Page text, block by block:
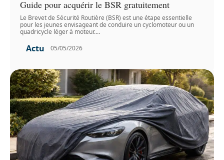
Guide pour acquérir le BSR gratuitement
Le Brevet de Sécurité Routière (BSR) est une étape essentielle
pour les jeunes envisageant de conduire un cyclomoteur ou un
quadricycle léger à moteur.…
Actu 05/05/2026